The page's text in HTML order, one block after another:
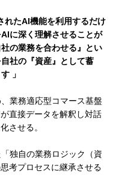
れたAI機能を利用するだけ
に深く理解させることが
の業務を合わせる』とい
社の『資産』として蓄
」
業務適応型コマース基盤
直接データを解釈し対話
させる。
独自の業務ロジック（資
考プロセスに継承させる